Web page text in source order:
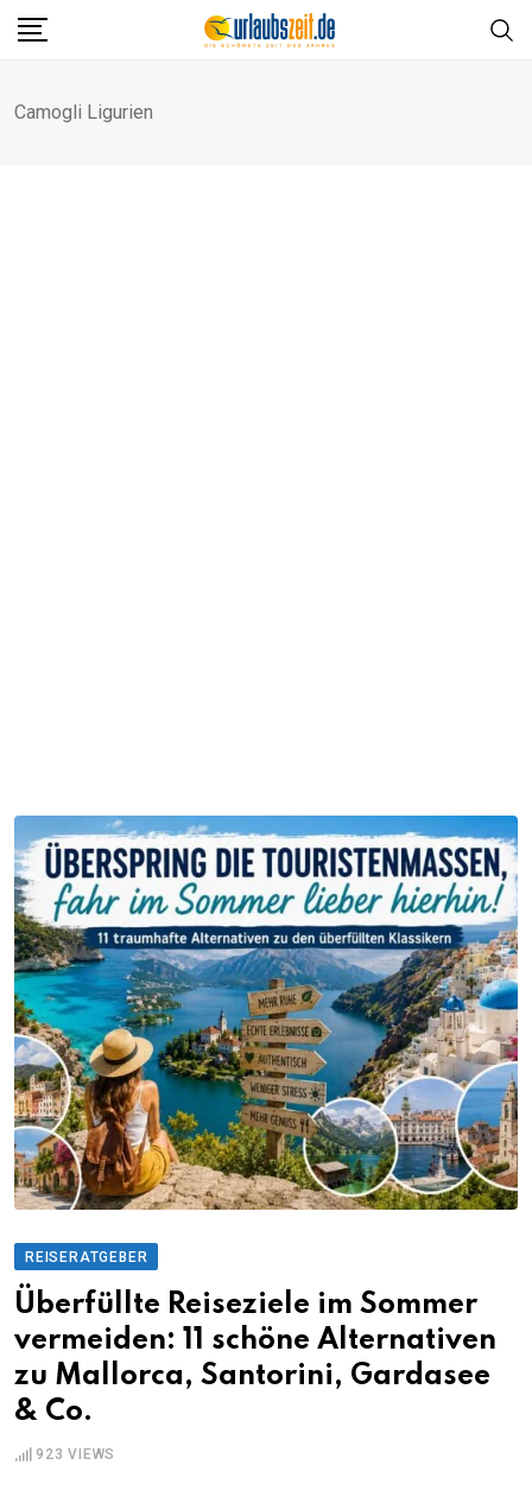
Skip
Camogli Ligurien
REISERATGEBER
Überfüllte Reiseziele im Sommer
vermeiden: 11 schöne Alternativen
zu Mallorca, Santorini, Gardasee
& Co.
923 VIEWS